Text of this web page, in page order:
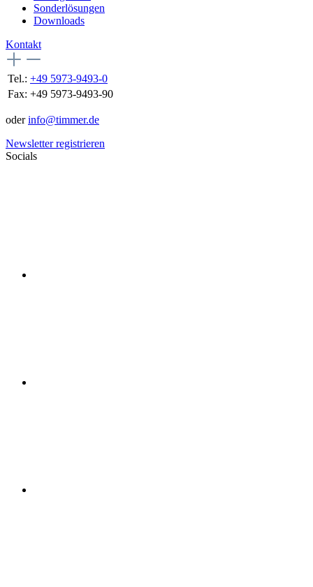
Sonderlösungen
Downloads
Kontakt
Tel.: +49 5973-9493-0
Fax: +49 5973-9493-90
oderinfo@timmer.de
Newsletter registrieren
Socials